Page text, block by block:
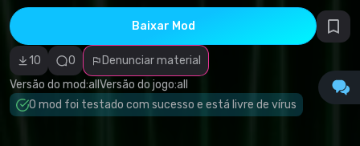
Baixar Mod
10 0
Denunciar material
Versão do mod:all Versão do jogo:all
O mod foi testado com sucesso e está livre de vírus
Categoria
malicioso/vírus
Conteúdo não
funcional
Descrição
imprecisa